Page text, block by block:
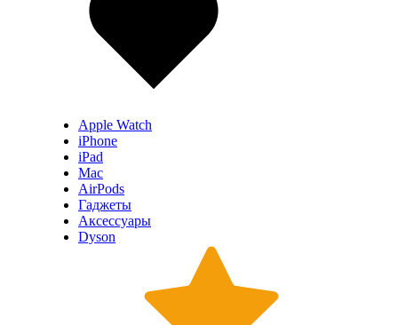
Apple Watch
iPhone
iPad
Mac
AirPods
Гаджеты
Аксессуары
Dyson